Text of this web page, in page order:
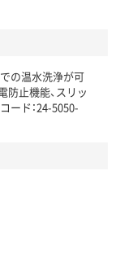
の温水洗浄が可
防止機能、スリッ
ド：24-5050-